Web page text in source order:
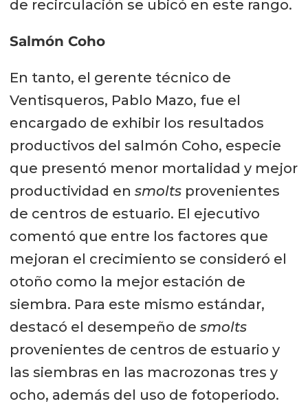
de recirculación se ubicó en este rango.
Salmón Coho
En tanto, el gerente técnico de
Ventisqueros, Pablo Mazo, fue el
encargado de exhibir los resultados
productivos del salmón Coho, especie
que presentó menor mortalidad y mejor
productividad en smoltsprovenientes
de centros de estuario. El ejecutivo
comentó que entre los factores que
mejoran el crecimiento se consideró el
otoño como la mejor estación de
siembra. Para este mismo estándar,
destacó el desempeño de smolts
provenientes de centros de estuario y
las siembras en las macrozonas tres y
ocho, además del uso de fotoperiodo.